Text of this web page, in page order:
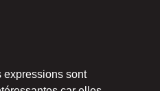
expressions sont